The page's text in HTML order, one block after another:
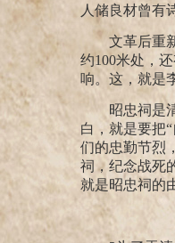
人储良材曾有
文革后重
约100米处，
响。这，就是
昭忠祠是
白，就是要把
们的忠勤节烈
祠，纪念战死
就是昭忠祠的